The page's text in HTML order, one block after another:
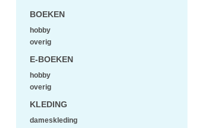
BOEKEN
hobby
overig
E-BOEKEN
hobby
overig
KLEDING
dameskleding